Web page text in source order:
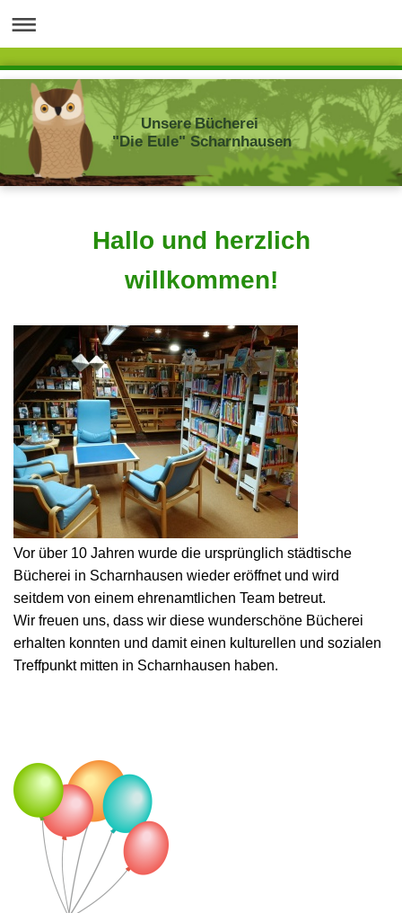
Unsere Bücherei
"Die Eule" Scharnhausen
Hallo und herzlich
willkommen!
Vor über 10 Jahren wurde die ursprünglich städtische
Bücherei in Scharnhausen wieder eröffnet und wird
seitdem von einem ehrenamtlichen Team betreut.
Wir freuen uns, dass wir diese wunderschöne Bücherei
erhalten konnten und damit einen kulturellen und sozialen
Treffpunkt mitten in Scharnhausen haben.